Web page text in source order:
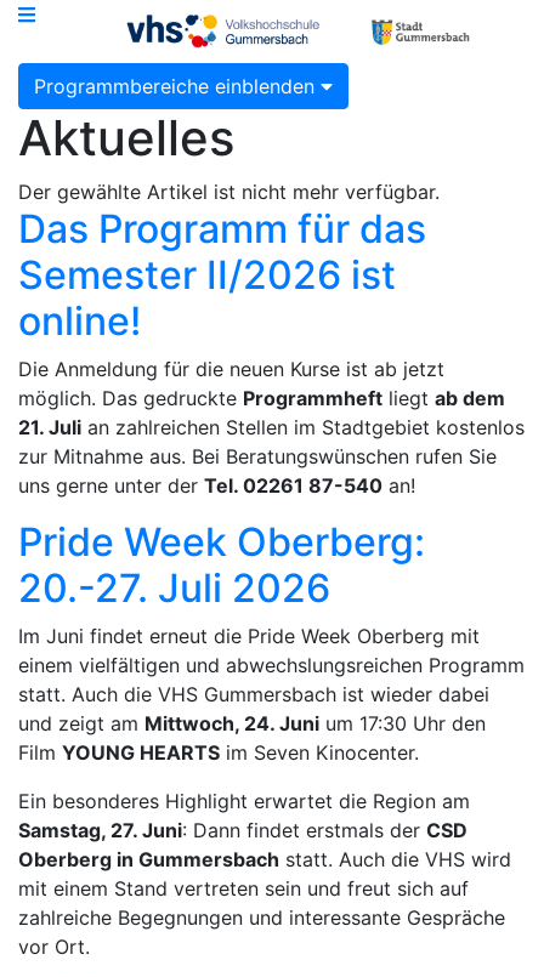
Programmbereiche einblenden
Aktuelles
Der gewählte Artikel ist nicht mehr verfügbar.
Das Programm für das
Semester II/2026 ist
online!
Die Anmeldung für die neuen Kurse ist ab jetzt
möglich. Das gedruckte Programmheft liegt ab dem
21. Juli an zahlreichen Stellen im Stadtgebiet kostenlos
zur Mitnahme aus. Bei Beratungswünschen rufen Sie
uns gerne unter der Tel. 02261 87-540 an!
Pride Week Oberberg:
20.-27. Juli 2026
Im Juni findet erneut die Pride Week Oberberg mit
einem vielfältigen und abwechslungsreichen Programm
statt. Auch die VHS Gummersbach ist wieder dabei
und zeigt am Mittwoch, 24. Juni um 17:30 Uhr den
Film YOUNG HEARTS im Seven Kinocenter.
Ein besonderes Highlight erwartet die Region am
Samstag, 27. Juni: Dann findet erstmals der CSD
Oberberg in Gummersbach statt. Auch die VHS wird
mit einem Stand vertreten sein und freut sich auf
zahlreiche Begegnungen und interessante Gespräche
vor Ort.